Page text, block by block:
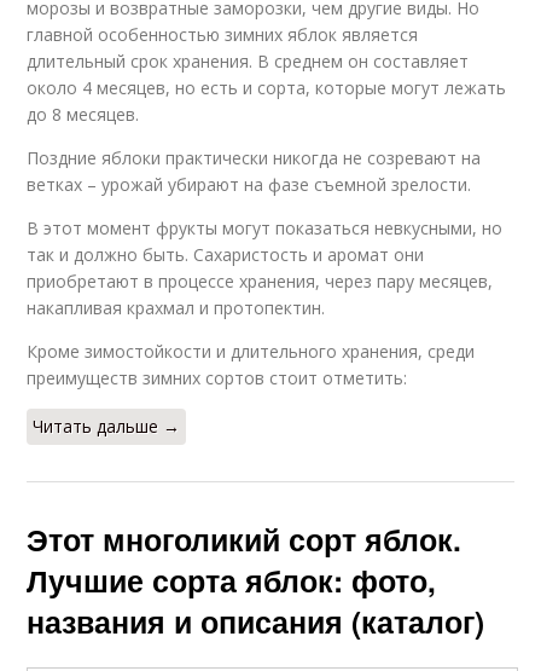
морозы и возвратные заморозки, чем другие виды. Но
главной особенностью зимних яблок является
длительный срок хранения. В среднем он составляет
около 4 месяцев, но есть и сорта, которые могут лежать
до 8 месяцев.
Поздние яблоки практически никогда не созревают на
ветках – урожай убирают на фазе съемной зрелости.
В этот момент фрукты могут показаться невкусными, но
так и должно быть. Сахаристость и аромат они
приобретают в процессе хранения, через пару месяцев,
накапливая крахмал и протопектин.
Кроме зимостойкости и длительного хранения, среди
преимуществ зимних сортов стоит отметить:
Читать дальше →
Этот многоликий сорт яблок.
Лучшие сорта яблок: фото,
названия и описания (каталог)